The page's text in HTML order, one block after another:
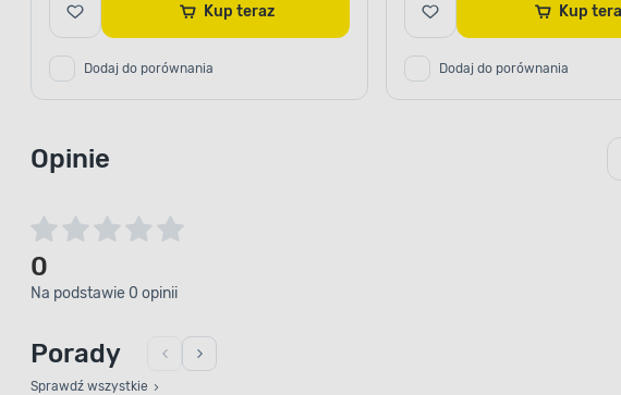
Kup teraz
Dodaj do porównania
Kup
Dodaj do porównania
Opinie
0
Na podstawie 0 opinii
Porady
Sprawdź wszystkie